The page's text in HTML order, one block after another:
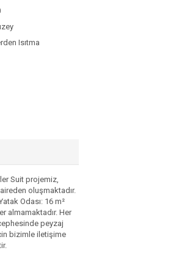
Isıtma
Suit projemiz,
oluşmaktadır.
Odası: 16 m²
almamaktadır. Her
peyzaj
bizimle iletişime